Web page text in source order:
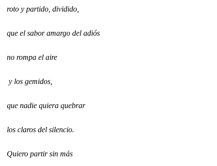
roto y partido, dividido,
que el sabor amargo del adiós
no rompa el aire
y los gemidos,
que nadie quiera quebrar
los claros del silencio.
Quiero partir sin más